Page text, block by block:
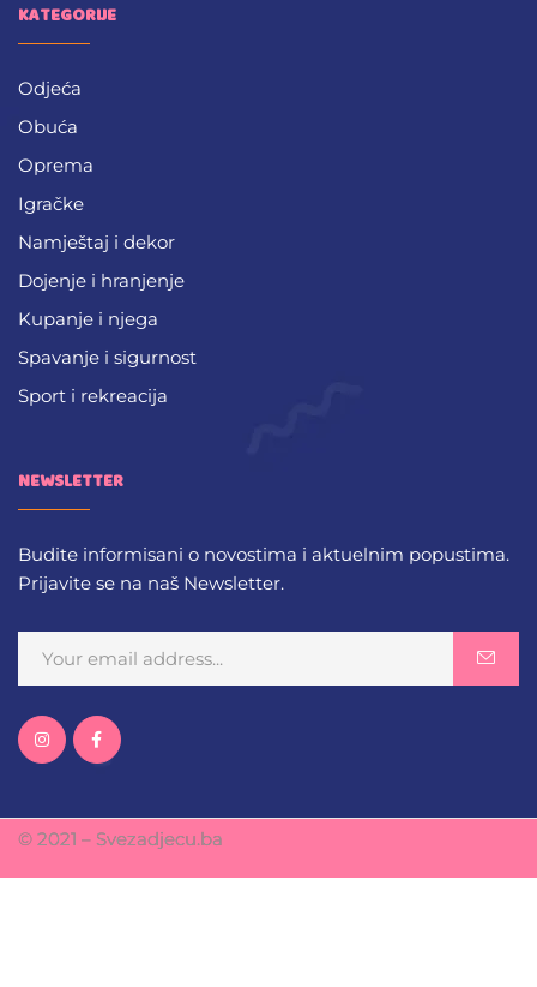
KATEGORIJE
Odjeća
Obuća
Oprema
Igračke
Namještaj i dekor
Dojenje i hranjenje
Kupanje i njega
Spavanje i sigurnost
Sport i rekreacija
NEWSLETTER
Budite informisani o novostima i aktuelnim popustima.
Prijavite se na naš Newsletter.
© 2021 – Svezadjecu.ba